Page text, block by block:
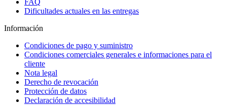
Dificultades actuales en las entregas
Información
Condiciones de pago y suministro
Condiciones comerciales generales e informaciones para el
cliente
Nota legal
Derecho de revocación
Protección de datos
Declaración de accesibilidad